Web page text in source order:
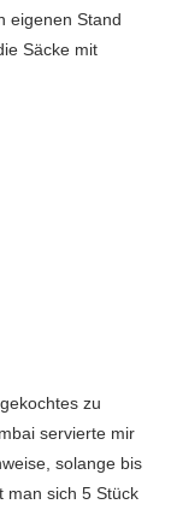
eigenen Stand
Säcke mit
zu
servierte mir
solange bis
man sich 5 Stück